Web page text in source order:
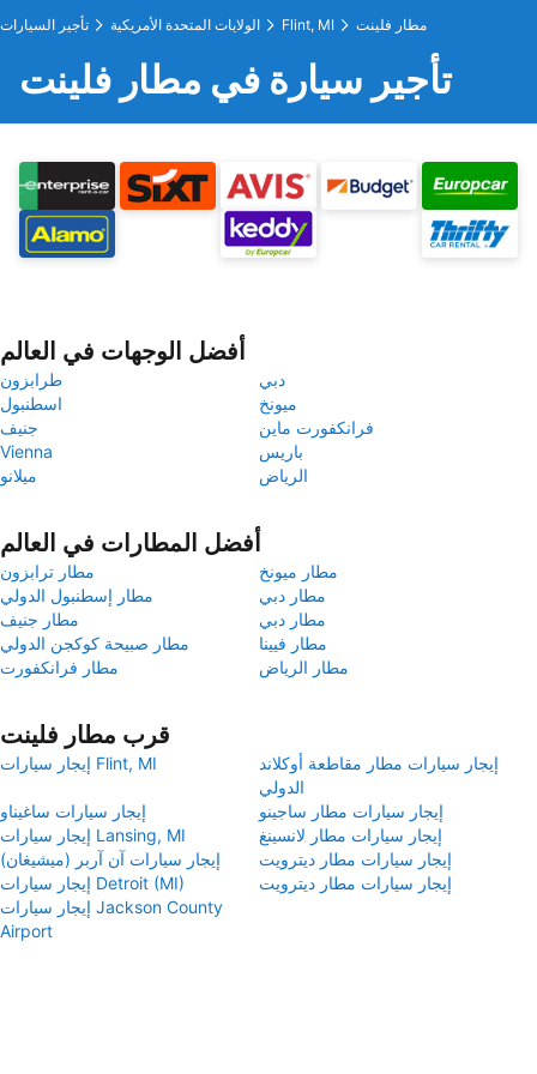
تأجير السيارات الولايات المتحدة الأمريكية Flint, MI مطار فلينت
تأجير سيارة في مطار فلينت
أفضل الوجهات في العالم
طرابزون
دبي
اسطنبول
ميونخ
جنيف
فرانكفورت ماين
Vienna
باريس
ميلانو
الرياض
أفضل المطارات في العالم
مطار ترابزون
مطار ميونخ
مطار إسطنبول الدولي
مطار دبي
مطار جنيف
مطار دبي
مطار صبيحة كوكجن الدولي
مطار فيينا
مطار فرانكفورت
مطار الرياض
قرب مطار فلينت
إيجار سيارات Flint, MI
إيجار سيارات مطار مقاطعة أوكلاند
الدولي
إيجار سيارات ساغيناو
إيجار سيارات مطار ساجينو
إيجار سيارات Lansing, MI
إيجار سيارات مطار لانسينغ
إيجار سيارات آن آربر ‏(ميشيغان)
إيجار سيارات مطار ديترويت
إيجار سيارات Detroit (MI)
إيجار سيارات مطار ديترويت
إيجار سيارات Jackson County
Airport